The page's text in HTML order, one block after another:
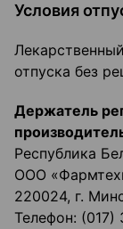
Условия
отпуска без
Держатель
Республика
ООО
220024, г.
Телефон: (017)